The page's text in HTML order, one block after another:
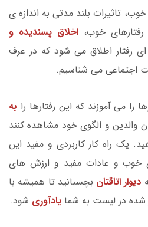
تاثیرات بلند مدتی به اندازه ی
خوب، اخلاق پسندیده و
رفتار اطلاق می شود که در عرف
اجتماعی می شناسیم.
را می آموزند که این رفتارها را به
والدین و الگوی خود مشاهده کنند
یک راه کار کاربردی و مفید این
خوب و عادات مفید و ارزش های
دیوار اتاقتان بچسبانید تا همیشه با
شده در لیست به شما یادآوری شود.